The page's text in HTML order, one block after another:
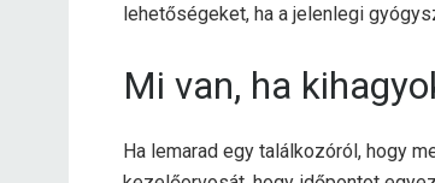
lehetőségeket, ha a jelenlegi
Mi van, ha
Ha lemarad egy találkozóról, hogy